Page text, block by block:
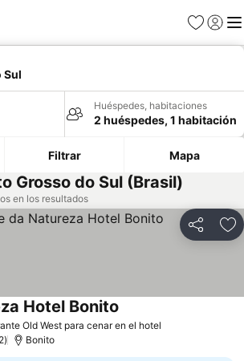
Favoritos
Iniciar
Sul
Huéspedes, habitaciones
2 huéspedes, 1 habitación
Filtrar Mapa
Grosso do Sul (Brasil)
en los resultados
Compartir
Old West para cenar en el hotel
Hotel Bonito
Bonito